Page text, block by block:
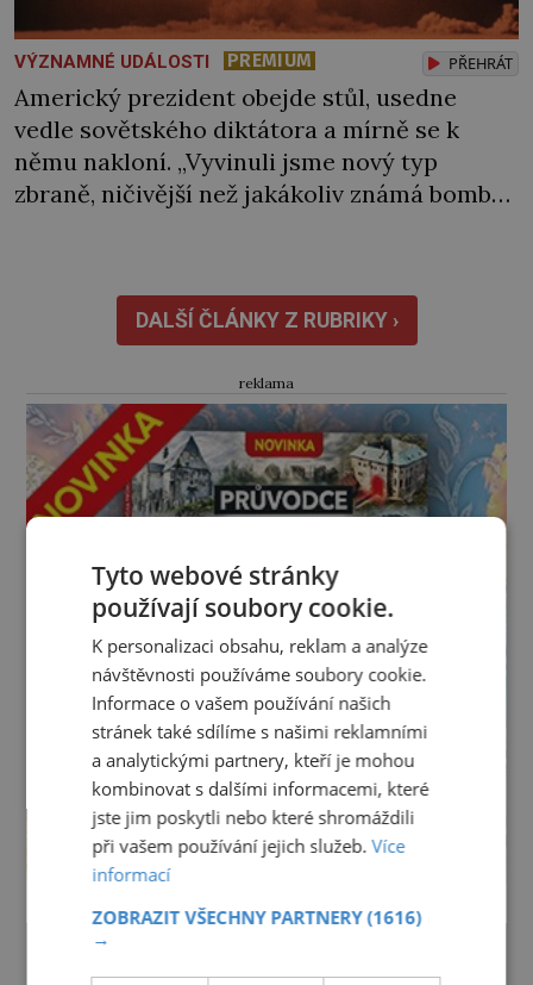
VÝZNAMNÉ UDÁLOSTI PREMIUM PŘEHRÁT
Americký prezident obejde stůl, usedne
vedle sovětského diktátora a mírně se k
němu nakloní. „Vyvinuli jsme nový typ
zbraně, ničivější než jakákoliv známá bomba,“
nehne ani brvou. Jediný vlas se mu nepohne
na hlavě. Chápe vůbec, co mu Truman právě
DALŠÍ ČLÁNKY Z RUBRIKY ›
reklama
Tyto webové stránky
používají soubory cookie.
K personalizaci obsahu, reklam a analýze
návštěvnosti používáme soubory cookie.
Informace o vašem používání našich
stránek také sdílíme s našimi reklamními
a analytickými partnery, kteří je mohou
kombinovat s dalšími informacemi, které
jste jim poskytli nebo které shromáždili
při vašem používání jejich služeb.Více
informací
ZOBRAZIT VŠECHNY PARTNERY(1616)
→